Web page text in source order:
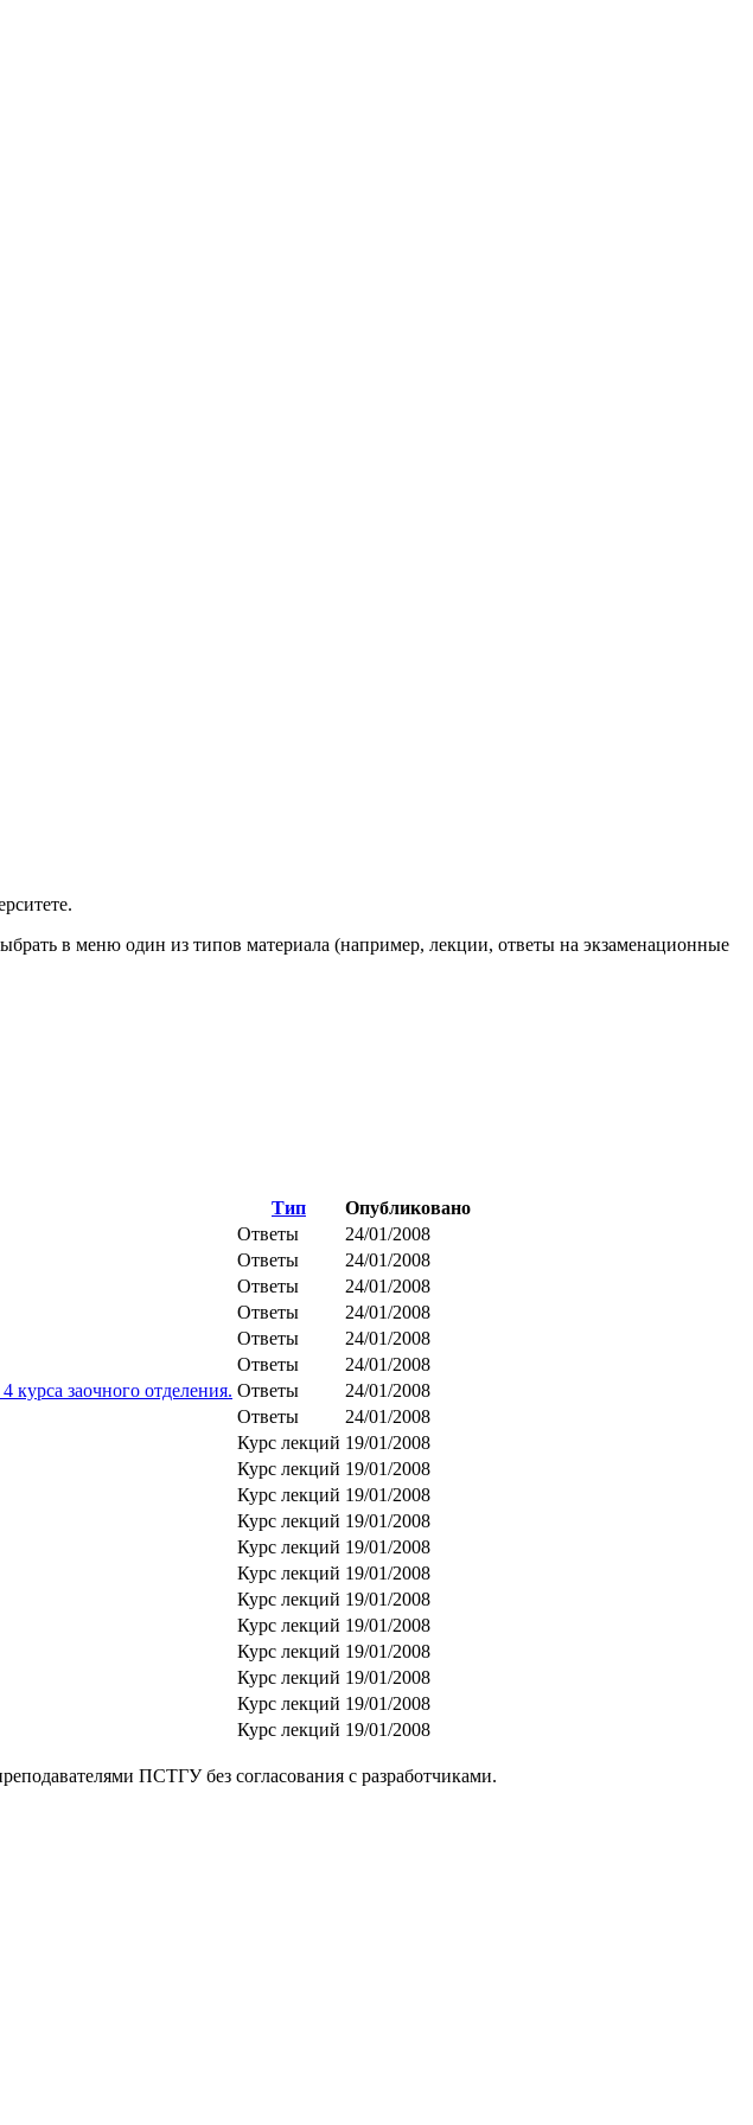
в меню один из типов материала (например, лекции, ответы на экзаменационные
Тип
Опубликовано
Ответы
24/01/2008
Ответы
24/01/2008
Ответы
24/01/2008
Ответы
24/01/2008
Ответы
24/01/2008
Ответы
24/01/2008
заочного отделения. Ответы
24/01/2008
Ответы
24/01/2008
Курс лекций 19/01/2008
Курс лекций 19/01/2008
Курс лекций 19/01/2008
Курс лекций 19/01/2008
Курс лекций 19/01/2008
Курс лекций 19/01/2008
Курс лекций 19/01/2008
Курс лекций 19/01/2008
Курс лекций 19/01/2008
Курс лекций 19/01/2008
Курс лекций 19/01/2008
Курс лекций 19/01/2008
ПСТГУ без согласования с разработчиками.